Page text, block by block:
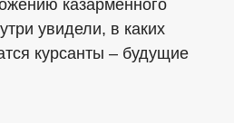
казарменного
увидели, в каких
курсанты – будущие